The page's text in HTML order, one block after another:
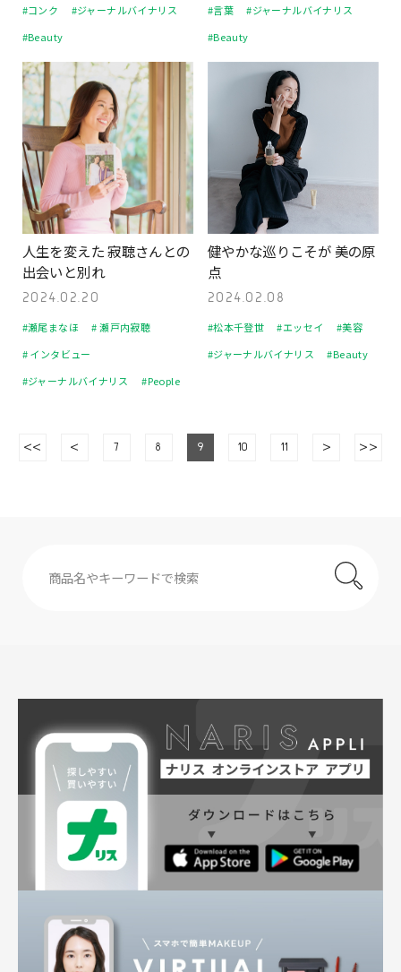
#コンク
#ジャーナルバイナリス
#Beauty
#言葉
#ジャーナルバイナリス
#Beauty
人生を変えた 寂聴さんとの
出会いと別れ
2024.02.20
#瀬尾まなほ
# 瀬戸内寂聴
# インタビュー
#ジャーナルバイナリス
#People
健やかな巡りこそが 美の原
点
2024.02.08
#松本千登世 #エッセイ
#美容
#ジャーナルバイナリス
#Beauty
<< < 7 8 9 10 11 > >>